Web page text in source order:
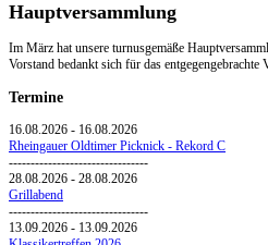
Hauptversammlung
Im März hat unsere turnusgemäße
Vorstand bedankt sich für das entgegengebrachte
Termine
16.08.2026 - 16.08.2026
Rheingauer Oldtimer Picknick - Rekord C
--------------------------------
28.08.2026 - 28.08.2026
Grillabend
--------------------------------
13.09.2026 - 13.09.2026